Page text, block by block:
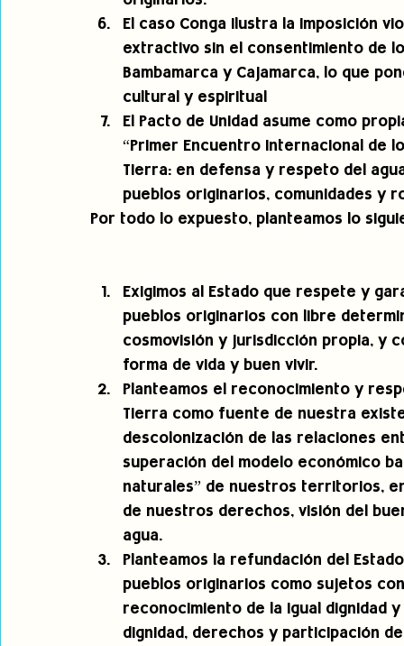
El caso Conga ilustra la imposición
extractivo sin el consentimiento de
Bambamarca y Cajamarca, lo que
cultural y espiritual
El Pacto de Unidad asume como
“Primer Encuentro Internacional de
Tierra: en defensa y respeto del
pueblos originarios, comunidades y
Por todo lo expuesto, planteamos lo
Exigimos al Estado que respete y
pueblos originarios con libre
cosmovisión y jurisdicción propia, y
forma de vida y buen vivir.
Planteamos el reconocimiento y
Tierra como fuente de nuestra
descolonización de las relaciones
superación del modelo económico
naturales” de nuestros territorios,
de nuestros derechos, visión del
agua.
Planteamos la refundación del
pueblos originarios como sujetos
reconocimiento de la igual dignidad
dignidad, derechos y participación